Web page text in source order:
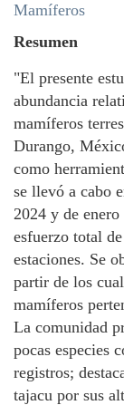
Mamíferos
Resumen
"El presente
abundancia
mamíferos
Durango,
como
se llevó a cabo
2024 y de
esfuerzo total
estaciones. Se
partir de los
mamíferos
La comunidad
pocas especies
registros;
tajacu por sus